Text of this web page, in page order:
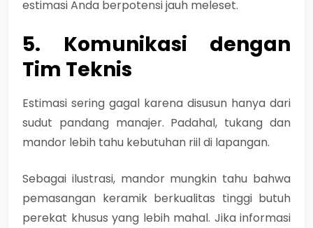
estimasi Anda berpotensi jauh meleset.
5. Komunikasi dengan
Tim Teknis
Estimasi sering gagal karena disusun hanya dari
sudut pandang manajer. Padahal, tukang dan
mandor lebih tahu kebutuhan riil di lapangan.
Sebagai ilustrasi, mandor mungkin tahu bahwa
pemasangan keramik berkualitas tinggi butuh
perekat khusus yang lebih mahal. Jika informasi